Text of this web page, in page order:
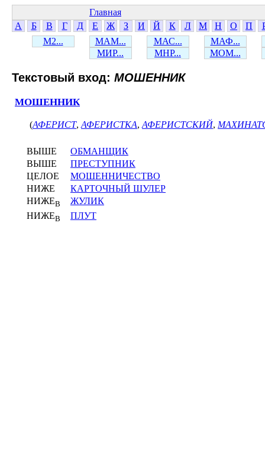
Главная
А
Б В Г Д Е Ж З И Й К Л М Н О П
М2...
МАМ... МАС...
МАФ...
МИР...
МНР... МОМ...
Текстовый вход: МОШЕННИК
МОШЕННИК
(АФЕРИСТ, АФЕРИСТКА, АФЕРИСТСКИЙ,
ВЫШЕ
ОБМАНЩИК
ВЫШЕ
ПРЕСТУПНИК
ЦЕЛОЕ
МОШЕННИЧЕСТВО
НИЖЕ
КАРТОЧНЫЙ ШУЛЕР
НИЖЕВ
ЖУЛИК
НИЖЕВ ПЛУТ